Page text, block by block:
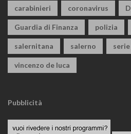
carabinieri coronavirus
Guardia di Finanza polizia
salernitana salerno serie
vincenzo de luca
Pubblicità